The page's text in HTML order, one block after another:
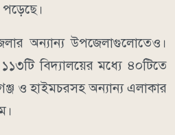
পড়েছে।
অন্যান্য উপজেলাগুলোতেও।
বিদ্যালয়ের মধ্যে ৪০টিতে
ও হাইমচরসহ অন্যান্য এলাকার